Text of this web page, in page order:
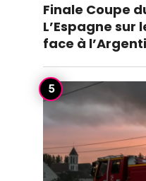
Finale Coupe
L’Espagne
face à